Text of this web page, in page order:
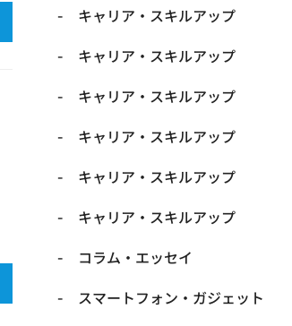
キャリア・スキルアップ
キャリア・スキルアップ
キャリア・スキルアップ
キャリア・スキルアップ
キャリア・スキルアップ
キャリア・スキルアップ
コラム・エッセイ
スマートフォン・ガジェット